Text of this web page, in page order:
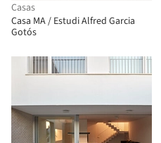
Casas
Casa MA / Estudi Alfred Garcia
Gotós